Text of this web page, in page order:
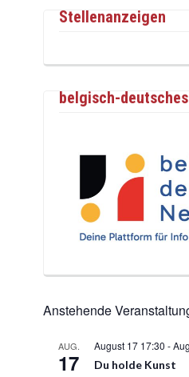
Stellenanzeigen
belgisch-
Anstehende
AUG.
17
August 17 17:30 -
Du holde Kunst